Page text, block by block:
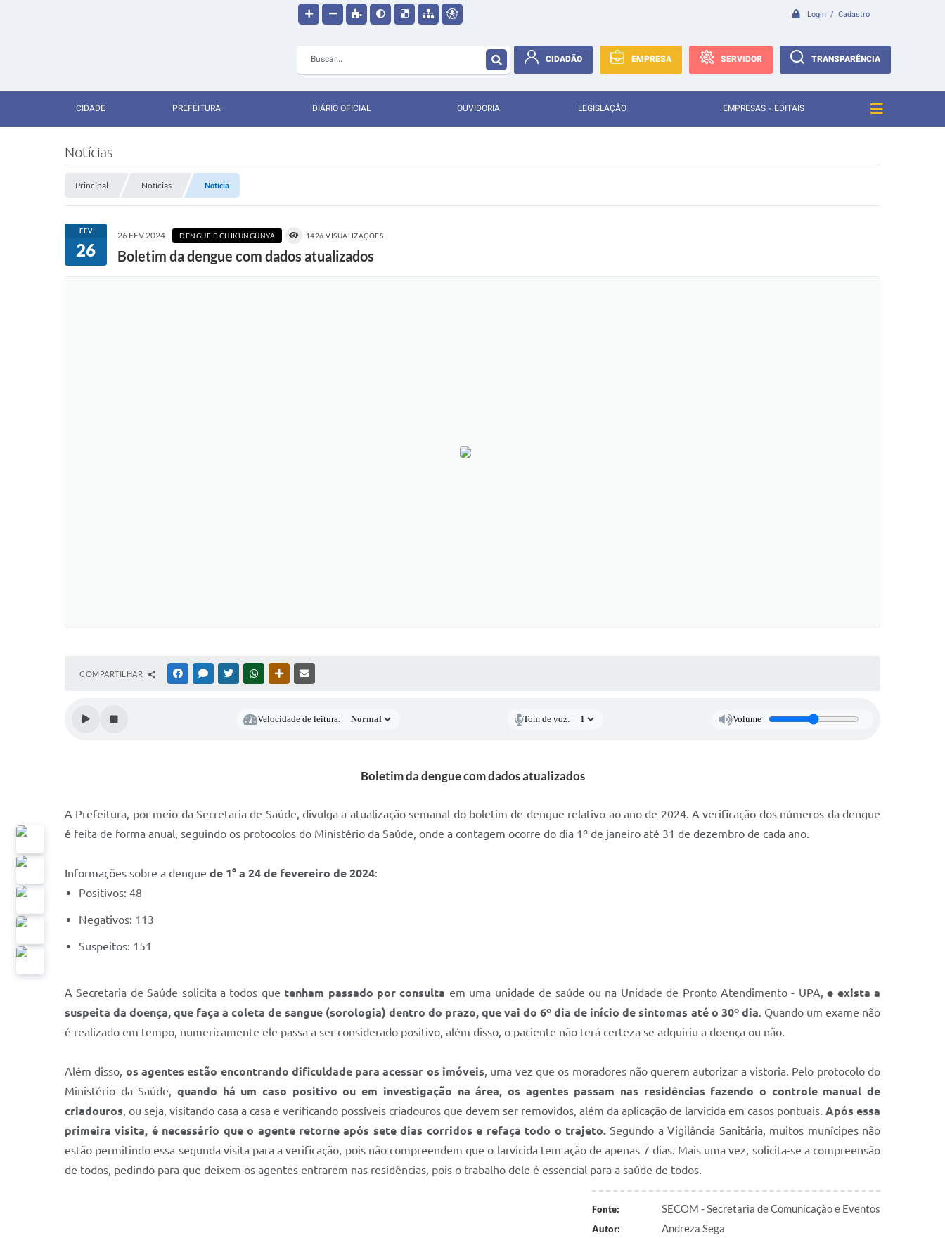
Login / Cadastro
CIDADÃO EMPRESA SERVIDOR TRANSPARÊNCIA
CIDADE PREFEITURA DIÁRIO OFICIAL OUVIDORIA LEGISLAÇÃO EMPRESAS - EDITAIS
Notícias
Principal Notícias Notícia
FEV
26
26 FEV 2024 DENGUE E CHIKUNGUNYA 1426 VISUALIZAÇÕES
Boletim da dengue com dados atualizados
COMPARTILHAR FACEBOOKMESSENGER
TWITTERWHATSAPPOUTRAS MÍDIAS
Velocidade de leitura: Tom de voz: Volume
Boletim da dengue com dados atualizados
A Prefeitura, por meio da Secretaria de Saúde, divulga a atualização semanal do boletim de dengue relativo ao ano de 2024. A verificação dos números da dengue
é feita de forma anual, seguindo os protocolos do Ministério da Saúde, onde a contagem ocorre do dia 1º de janeiro até 31 de dezembro de cada ano.
Informações sobre a dengue de 1° a 24 de fevereiro de 2024:
Positivos: 48
Negativos: 113
Suspeitos: 151
A Secretaria de Saúde solicita a todos que tenham passado por consulta em uma unidade de saúde ou na Unidade de Pronto Atendimento - UPA,e exista a
suspeita da doença, que faça a coleta de sangue (sorologia) dentro do prazo, que vai do 6º dia de início de sintomas até o 30º dia. Quando um exame não
é realizado em tempo, numericamente ele passa a ser considerado positivo, além disso, o paciente não terá certeza se adquiriu a doença ou não.
Além disso, os agentes estão encontrando dificuldade para acessar os imóveis, uma vez que os moradores não querem autorizar a vistoria. Pelo protocolo do
Ministério da Saúde, quando há um caso positivo ou em investigação na área, os agentes passam nas residências fazendo o controle manual de
criadouros, ou seja, visitando casa a casa e verificando possíveis criadouros que devem ser removidos, além da aplicação de larvicida em casos pontuais. Após essa
primeira visita, é necessário que o agente retorne após sete dias corridos e refaça todo o trajeto.Segundo a Vigilância Sanitária, muitos munícipes não
estão permitindo essa segunda visita para a verificação, pois não compreendem que o larvicida tem ação de apenas 7 dias. Mais uma vez, solicita-se a compreensão
de todos, pedindo para que deixem os agentes entrarem nas residências, pois o trabalho dele é essencial para a saúde de todos.
Fonte: SECOM - Secretaria de Comunicação e Eventos
Autor: Andreza Sega